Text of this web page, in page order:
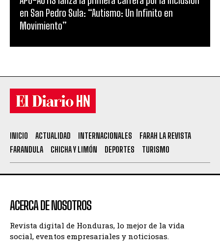
en San Pedro Sula: “Autismo: Un Infinito en
Movimiento”
INICIO ACTUALIDAD INTERNACIONALES
FARAH LA REVISTA
FARANDULA
CHICHA Y LIMÓN DEPORTES TURISMO
ACERCA DE NOSOTROS
Revista digital de Honduras, lo mejor de la vida
social, eventos empresariales y noticiosas.